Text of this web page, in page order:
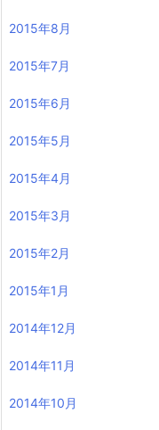
2015年8月
2015年7月
2015年6月
2015年5月
2015年4月
2015年3月
2015年2月
2015年1月
2014年12月
2014年11月
2014年10月